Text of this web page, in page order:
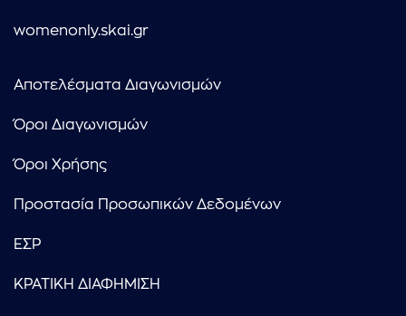
womenonly.skai.gr
Αποτελέσματα Διαγωνισμών
Όροι Διαγωνισμών
Όροι Χρήσης
Προστασία Προσωπικών Δεδομένων
ΕΣΡ
ΚΡΑΤΙΚΗ ΔΙΑΦΗΜΙΣΗ